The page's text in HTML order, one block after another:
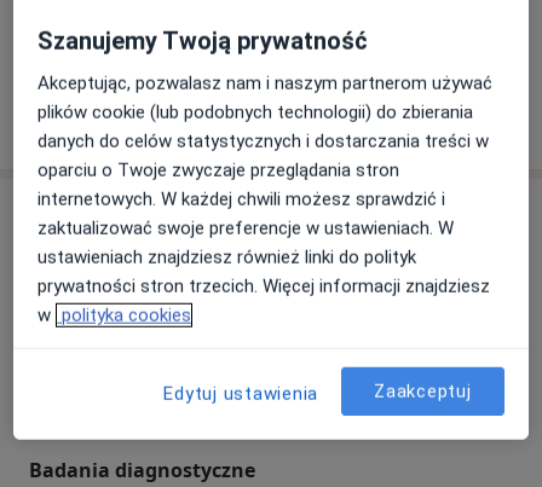
komfort, bezpieczeństwo i wysoką jakość zdjęć na
miarę XXI wieku.
Zobacz więcej
Usługi
RTG pantomogram
89 zł
SzczegółyRTG pantomogram
Popularna
Badania diagnostyczne
Szanujemy Twoją prywatność
Akceptując, pozwalasz nam i naszym partnerom używać
plików cookie (lub podobnych technologii) do zbierania
danych do celów statystycznych i dostarczania treści w
oparciu o Twoje zwyczaje przeglądania stron
internetowych. W każdej chwili możesz sprawdzić i
zaktualizować swoje preferencje w ustawieniach. W
ustawieniach znajdziesz również linki do polityk
prywatności stron trzecich. Więcej informacji znajdziesz
w polityka cookies
Edytuj ustawienia Zaakceptuj